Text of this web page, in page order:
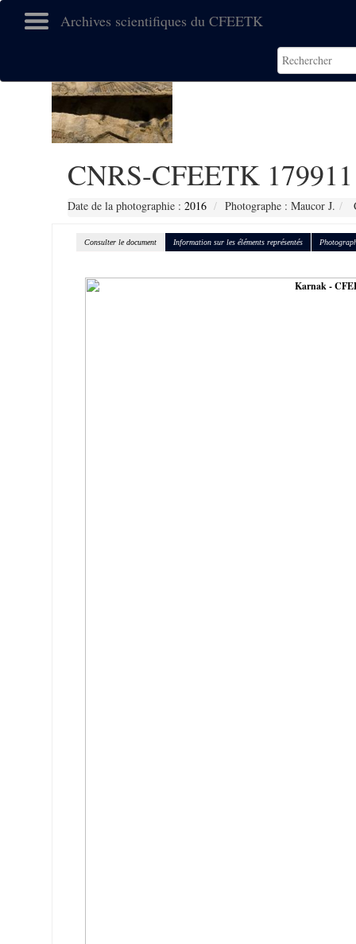
Archives scientifiques du CFEETK
CNRS-CFEETK 179911
Date de la photographie : 2016 Photographe : Maucor J.
Consulter le document Information sur les éléments représentés